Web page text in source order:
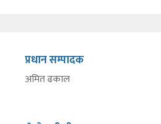
प्रधान सम्पादक
अमित ढकाल